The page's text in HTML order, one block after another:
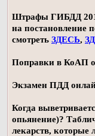
Штрафы ГИБДД
на постановление
смотреть ЗДЕСЬ,
Поправки в КоАП
Экзамен ПДД
Когда
опьянение)?
лекарств, которые